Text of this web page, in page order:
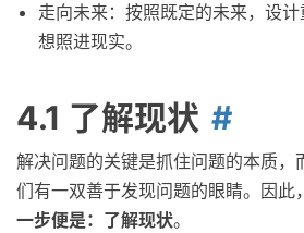
走向未来：按照既定的未来，设
想照进现实。
4.1 了解现状
解决问题的关键是抓住问题的本质，
们有一双善于发现问题的眼睛。因此，
一步便是：了解现状。